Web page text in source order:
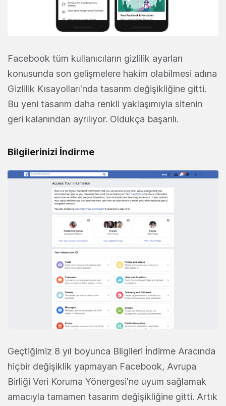
Facebook tüm kullanıcıların gizlilik ayarları
konusunda son gelişmelere hakim olabilmesi adına
Gizlilik Kısayolları'nda tasarım değişikliğine gitti.
Bu yeni tasarım daha renkli yaklaşımıyla sitenin
geri kalanından ayrılıyor. Oldukça başarılı.
Bilgilerinizi İndirme
Geçtiğimiz 8 yıl boyunca Bilgileri İndirme Aracında
hiçbir değişiklik yapmayan Facebook, Avrupa
Birliği Veri Koruma Yönergesi'ne uyum sağlamak
amacıyla tamamen tasarım değişikliğine gitti. Artık